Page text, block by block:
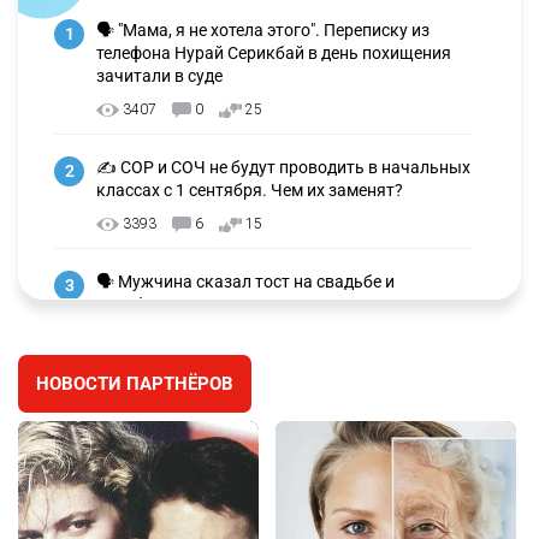
1
🗣 "Мама, я не хотела этого". Переписку из
телефона Нурай Серикбай в день похищения
зачитали в суде
3407 0 25
2
✍️ СОР и СОЧ не будут проводить в начальных
классах с 1 сентября. Чем их заменят?
3393 6 15
3
🗣 Мужчина сказал тост на свадьбе и
заработал уголовное дело
🐏 Скота больше, а мясо дороже. Почему в
Казахстане продолжают расти цены на
баранину и конину
2781
🏠 Оправданному пастуху из Актобе подарили
НОВОСТИ ПАРТНЁРОВ